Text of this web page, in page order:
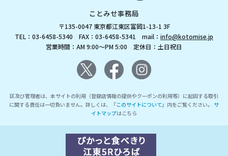
ことみせ事務局
〒135-0047 東京都江東区富岡1-13-1 3F
TEL：03-6458-5340 FAX：03-6458-5341 mail： info@kotomise.jp
営業時間：AM 9:00～PM 5:00 定休日：土日祝日
区及び管理者は、本サイトの利用（登録店情報の提供やクーポンの利用等）に起因する取引
に関する責任は一切負いません。詳しくは、『このサイトについて』内をご覧ください。 サ
イトマップはこちら